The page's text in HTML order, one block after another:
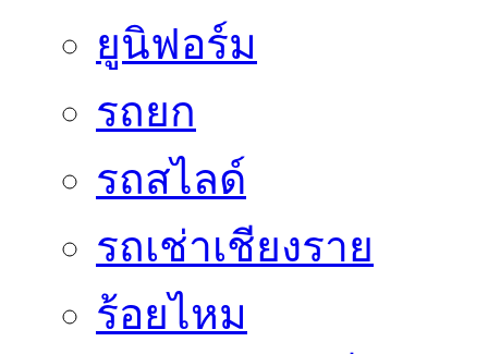
ยูนิฟอร์ม
รถยก
รถสไลด์
รถเช่าเชียงราย
ร้อยไหม